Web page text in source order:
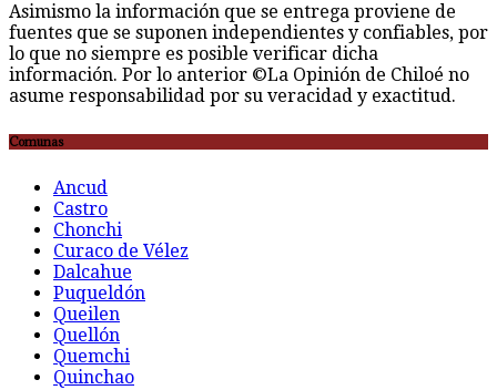
Asimismo la información que se entrega proviene de
fuentes que se suponen independientes y confiables, por
lo que no siempre es posible verificar dicha
información. Por lo anterior ©La Opinión de Chiloé no
asume responsabilidad por su veracidad y exactitud.
Comunas
Ancud
Castro
Chonchi
Curaco de Vélez
Dalcahue
Puqueldón
Queilen
Quellón
Quemchi
Quinchao